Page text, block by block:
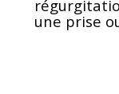
une prise